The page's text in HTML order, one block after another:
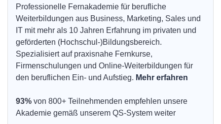
Professionelle Fernakademie für berufliche
Weiterbildungen aus Business, Marketing, Sales und
IT mit mehr als 10 Jahren Erfahrung im privaten und
geförderten (Hochschul-)Bildungsbereich.
Spezialisiert auf praxisnahe Fernkurse,
Firmenschulungen und Online-Weiterbildungen für
den beruflichen Ein- und Aufstieg. Mehr erfahren
93% von 800+ Teilnehmenden empfehlen unsere
Akademie gemäß unserem QS-System weiter